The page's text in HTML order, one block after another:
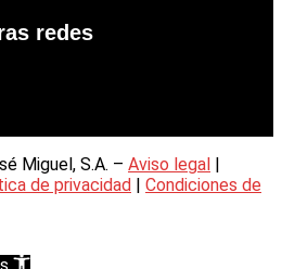
redes
Miguel, S.A. – Aviso legal |
de privacidad | Condiciones de